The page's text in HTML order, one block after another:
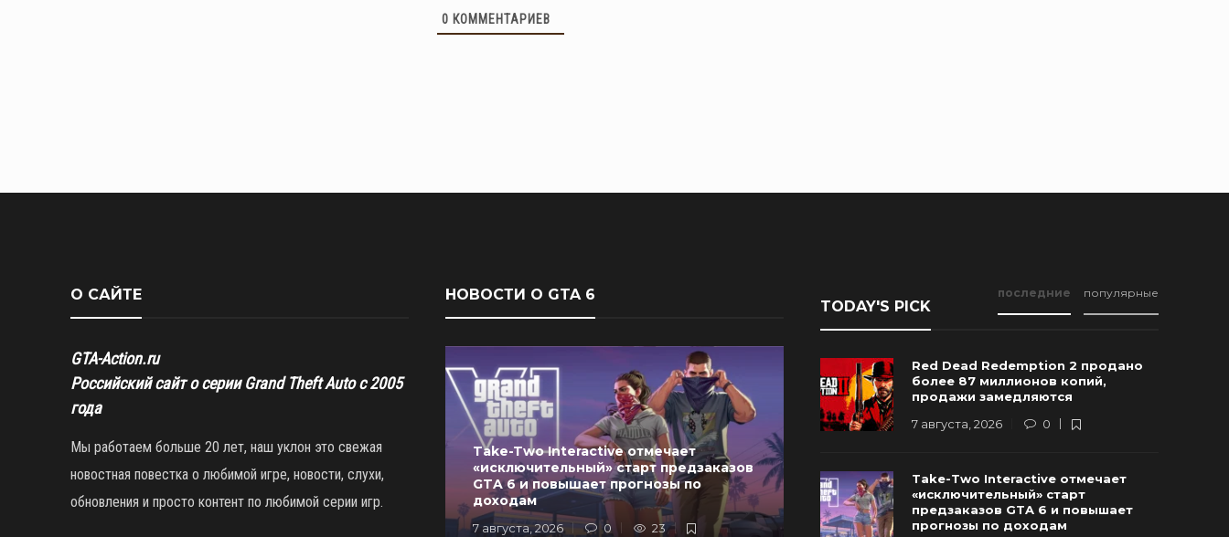
0 КОММЕНТАРИЕВ
О САЙТЕ
GTA-Action.ru
Российский сайт о серии Grand Theft Auto с 2005
года
Мы работаем больше 20 лет, наш уклон это свежая
новостная повестка о любимой игре, новости, слухи,
обновления и просто контент по любимой серии игр.
НОВОСТИ О GTA 6
Take-Two Interactive отмечает
«исключительный» старт предзаказов
GTA 6 и повышает прогнозы по
доходам
7 августа, 2026 0 23
Новые Арт-Работы GTA 6
Опубликованы Перед Выходом
Трейлера №3
6 августа, 2026 0 91
TODAY'S PICK
последние популярные
Red Dead Redemption 2 продано
более 87 миллионов копий,
продажи замедляются
7 августа, 2026
0
Take-Two Interactive отмечает
«исключительный» старт
предзаказов GTA 6 и повышает
прогнозы по доходам